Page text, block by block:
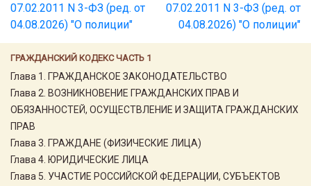
ГРАЖДАНСКИЙ КОДЕКС ЧАСТЬ 1
Глава 1. ГРАЖДАНСКОЕ ЗАКОНОДАТЕЛЬСТВО
Глава 2. ВОЗНИКНОВЕНИЕ ГРАЖДАНСКИХ ПРАВ И
ОБЯЗАННОСТЕЙ, ОСУЩЕСТВЛЕНИЕ И ЗАЩИТА ГРАЖДАНСКИХ
ПРАВ
Глава 3. ГРАЖДАНЕ (ФИЗИЧЕСКИЕ ЛИЦА)
Глава 4. ЮРИДИЧЕСКИЕ ЛИЦА
Глава 5. УЧАСТИЕ РОССИЙСКОЙ ФЕДЕРАЦИИ, СУБЪЕКТОВ
07.02.2011 N 3-ФЗ (ред. от
04.08.2026) "О полиции"
07.02.2011 N 3-ФЗ (ред. от
04.08.2026) "О полиции"